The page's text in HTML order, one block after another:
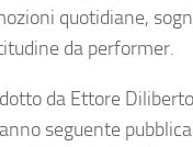
quotidiane,
da performer.
da Ettore
seguente